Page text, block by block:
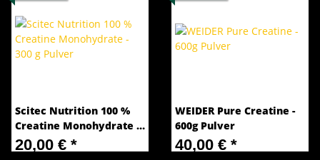
Scitec Nutrition 100 %
Creatine Monohydrate -
300 g Pulver
20,00 € *
WEIDER Pure Creatine -
600g Pulver
40,00 € *